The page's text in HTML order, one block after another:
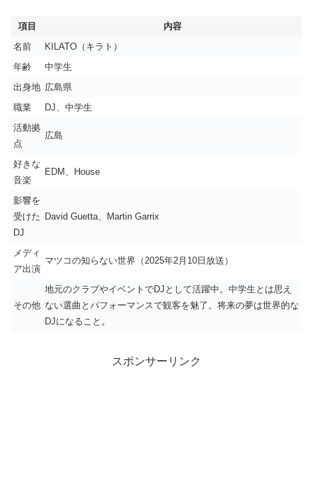
項目
内容
名前
KILATO（キラト）
年齢
中学生
出身地 広島県
職業
DJ、中学生
活動拠
点
広島
好きな
音楽
EDM、House
影響を
受けた
DJ
David Guetta、Martin Garrix
メディ
ア出演
マツコの知らない世界（2025年2月10日放送）
その他
地元のクラブやイベントでDJとして活躍中。中学生とは思え
ない選曲とパフォーマンスで観客を魅了。将来の夢は世界的な
DJになること。
スポンサーリンク